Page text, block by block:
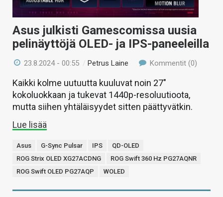
Asus julkisti Gamescomissa uusia
pelinäyttöjä OLED- ja IPS-paneeleilla
23.8.2024 - 00:55 /Petrus Laine Kommentit (0)
Kaikki kolme uutuutta kuuluvat noin 27″
kokoluokkaan ja tukevat 1440p-resoluutioota,
mutta siihen yhtäläisyydet sitten päättyvätkin.
Lue lisää
Asus G-Sync Pulsar IPS
QD-OLED
ROG Strix OLED XG27ACDNG
ROG Swift 360 Hz PG27AQNR
ROG Swift OLED PG27AQP
WOLED